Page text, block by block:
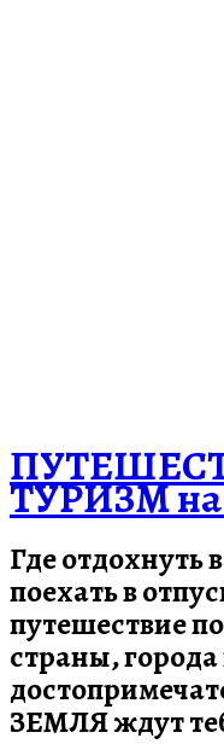
ТУРИЗМ
Где отдохнуть
поехать в
путешествие
страны, города
ЗЕМЛЯ ждут